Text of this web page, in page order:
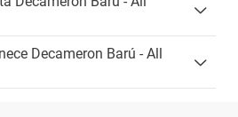
Decameron Barú - All